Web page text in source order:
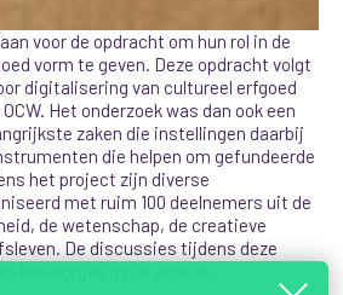
voor de opdracht om hun rol in de
vorm te geven. Deze opdracht volgt
digitalisering van cultureel erfgoed
Het onderzoek was dan ook een
zaken die instellingen daarbij
die helpen om gefundeerde
het project zijn diverse
met ruim 100 deelnemers uit de
de wetenschap, de creatieve
De discussies tijdens deze